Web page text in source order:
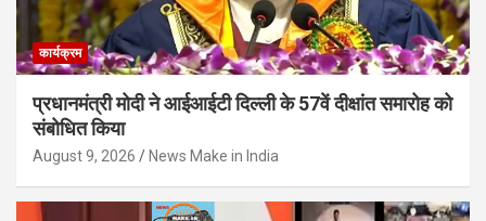
कार्यक्रम
प्रधानमंत्री मोदी ने आईआईटी दिल्ली के 57वें दीक्षांत समारोह को
संबोधित किया
August 9, 2026 News Make in India